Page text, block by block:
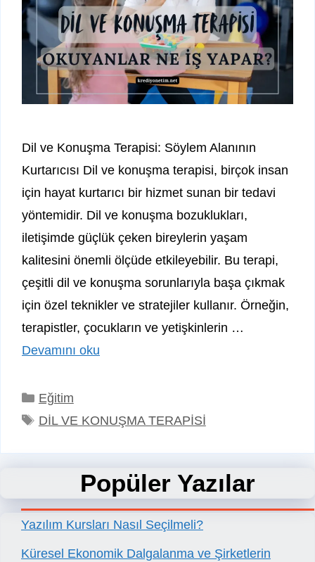
Dil ve Konuşma Terapisi: Söylem Alanının
Kurtarıcısı Dil ve konuşma terapisi, birçok insan
için hayat kurtarıcı bir hizmet sunan bir tedavi
yöntemidir. Dil ve konuşma bozuklukları,
iletişimde güçlük çeken bireylerin yaşam
kalitesini önemli ölçüde etkileyebilir. Bu terapi,
çeşitli dil ve konuşma sorunlarıyla başa çıkmak
için özel teknikler ve stratejiler kullanır. Örneğin,
terapistler, çocukların ve yetişkinlerin …
Devamını oku
Kategoriler
Eğitim
Etiketler
DİL VE KONUŞMA TERAPİSİ
Popüler Yazılar
Yazılım Kursları Nasıl Seçilmeli?
Küresel Ekonomik Dalgalanma ve Şirketlerin